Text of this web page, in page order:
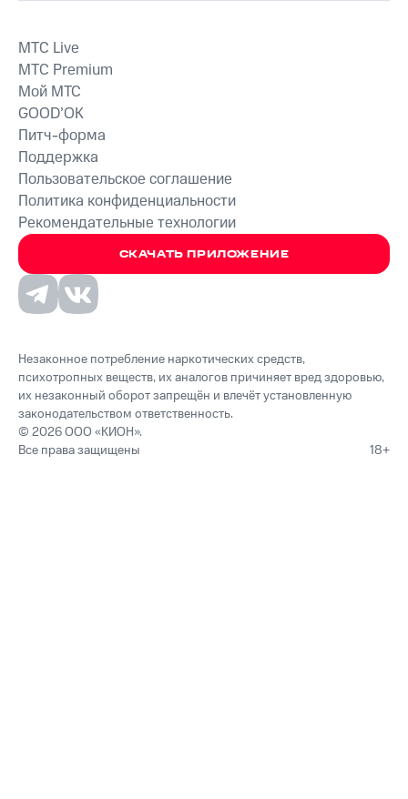
СКАЧАТЬ ПРИЛОЖЕНИЕ
MTС Live
MTС Premium
Мой МТС
GOOD’OK
Питч-форма
Поддержка
Пользовательское соглашение
Политика конфиденциальности
Рекомендательные технологии
Незаконное потребление наркотических средств,
психотропных веществ, их аналогов причиняет вред здоровью,
их незаконный оборот запрещён и влечёт установленную
законодательством ответственность.
© 2026 ООО «КИОН».
Все права защищены
18+